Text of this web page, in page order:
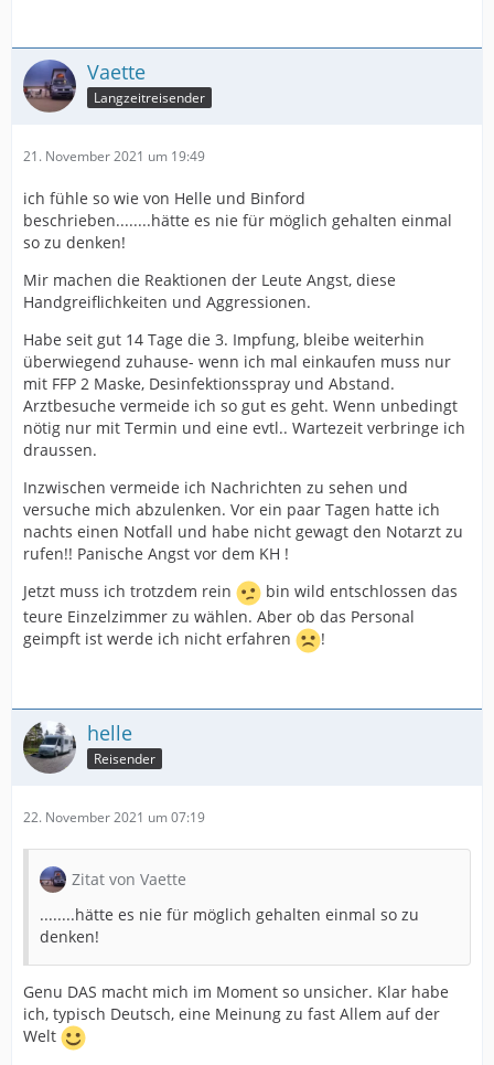
Vaette
Langzeitreisender
21. November 2021 um 19:49
ich fühle so wie von Helle und Binford
beschrieben........hätte es nie für möglich gehalten einmal
so zu denken!
Mir machen die Reaktionen der Leute Angst, diese
Handgreiflichkeiten und Aggressionen.
Habe seit gut 14 Tage die 3. Impfung, bleibe weiterhin
überwiegend zuhause- wenn ich mal einkaufen muss nur
mit FFP 2 Maske, Desinfektionsspray und Abstand.
Arztbesuche vermeide ich so gut es geht. Wenn unbedingt
nötig nur mit Termin und eine evtl.. Wartezeit verbringe ich
draussen.
Inzwischen vermeide ich Nachrichten zu sehen und
versuche mich abzulenken. Vor ein paar Tagen hatte ich
nachts einen Notfall und habe nicht gewagt den Notarzt zu
rufen!! Panische Angst vor dem KH !
Jetzt muss ich trotzdem rein
bin wild entschlossen das
teure Einzelzimmer zu wählen. Aber ob das Personal
geimpft ist werde ich nicht erfahren
!
helle
Reisender
22. November 2021 um 07:19
Zitat von Vaette
........hätte es nie für möglich gehalten einmal so zu
denken!
Genu DAS macht mich im Moment so unsicher. Klar habe
ich, typisch Deutsch, eine Meinung zu fast Allem auf der
Welt